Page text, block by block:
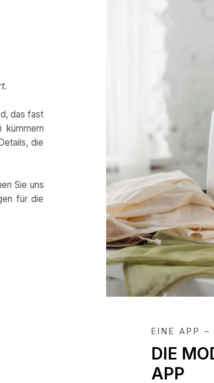
das fast
kümmern
die
Sie uns
für die
EINE APP –
DIE
APP